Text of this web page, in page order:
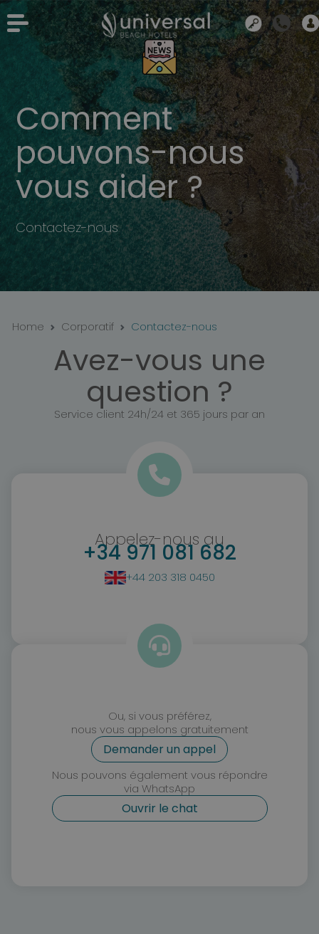
Comment
pouvons-nous
vous aider ?
Contactez-nous
Home Corporatif Contactez-nous
Avez-vous une
question ?
Service client 24h/24 et 365 jours par an
Appelez-nous au
+34 971 081 682
+44 203 318 0450
Ou, si vous préférez,
nous vous appelons gratuitement
Demander un appel
Nous pouvons également vous répondre
via WhatsApp
Ouvrir le chat